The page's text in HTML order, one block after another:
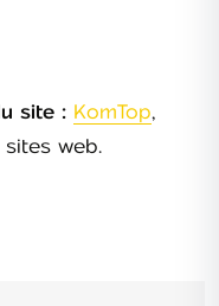
site : KomTop,
web.